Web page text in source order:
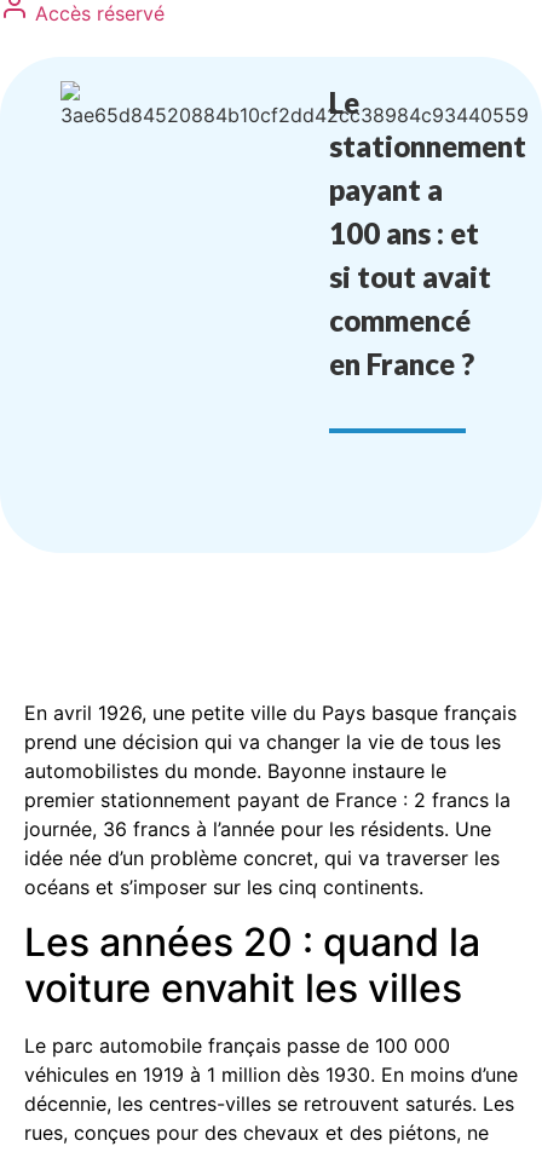
Accès réservé
Le
stationnement
payant a
100 ans : et
si tout avait
commencé
en France ?
En avril 1926, une petite ville du Pays basque français
prend une décision qui va changer la vie de tous les
automobilistes du monde. Bayonne instaure le
premier stationnement payant de France : 2 francs la
journée, 36 francs à l’année pour les résidents. Une
idée née d’un problème concret, qui va traverser les
océans et s’imposer sur les cinq continents.
Les années 20 : quand la
voiture envahit les villes
Le parc automobile français passe de 100 000
véhicules en 1919 à 1 million dès 1930. En moins d’une
décennie, les centres-villes se retrouvent saturés. Les
rues, conçues pour des chevaux et des piétons, ne